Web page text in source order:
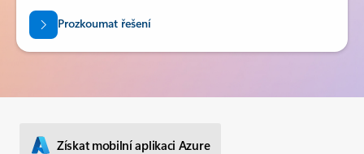
Prozkoumat řešení
Získat mobilní aplikaci Azure